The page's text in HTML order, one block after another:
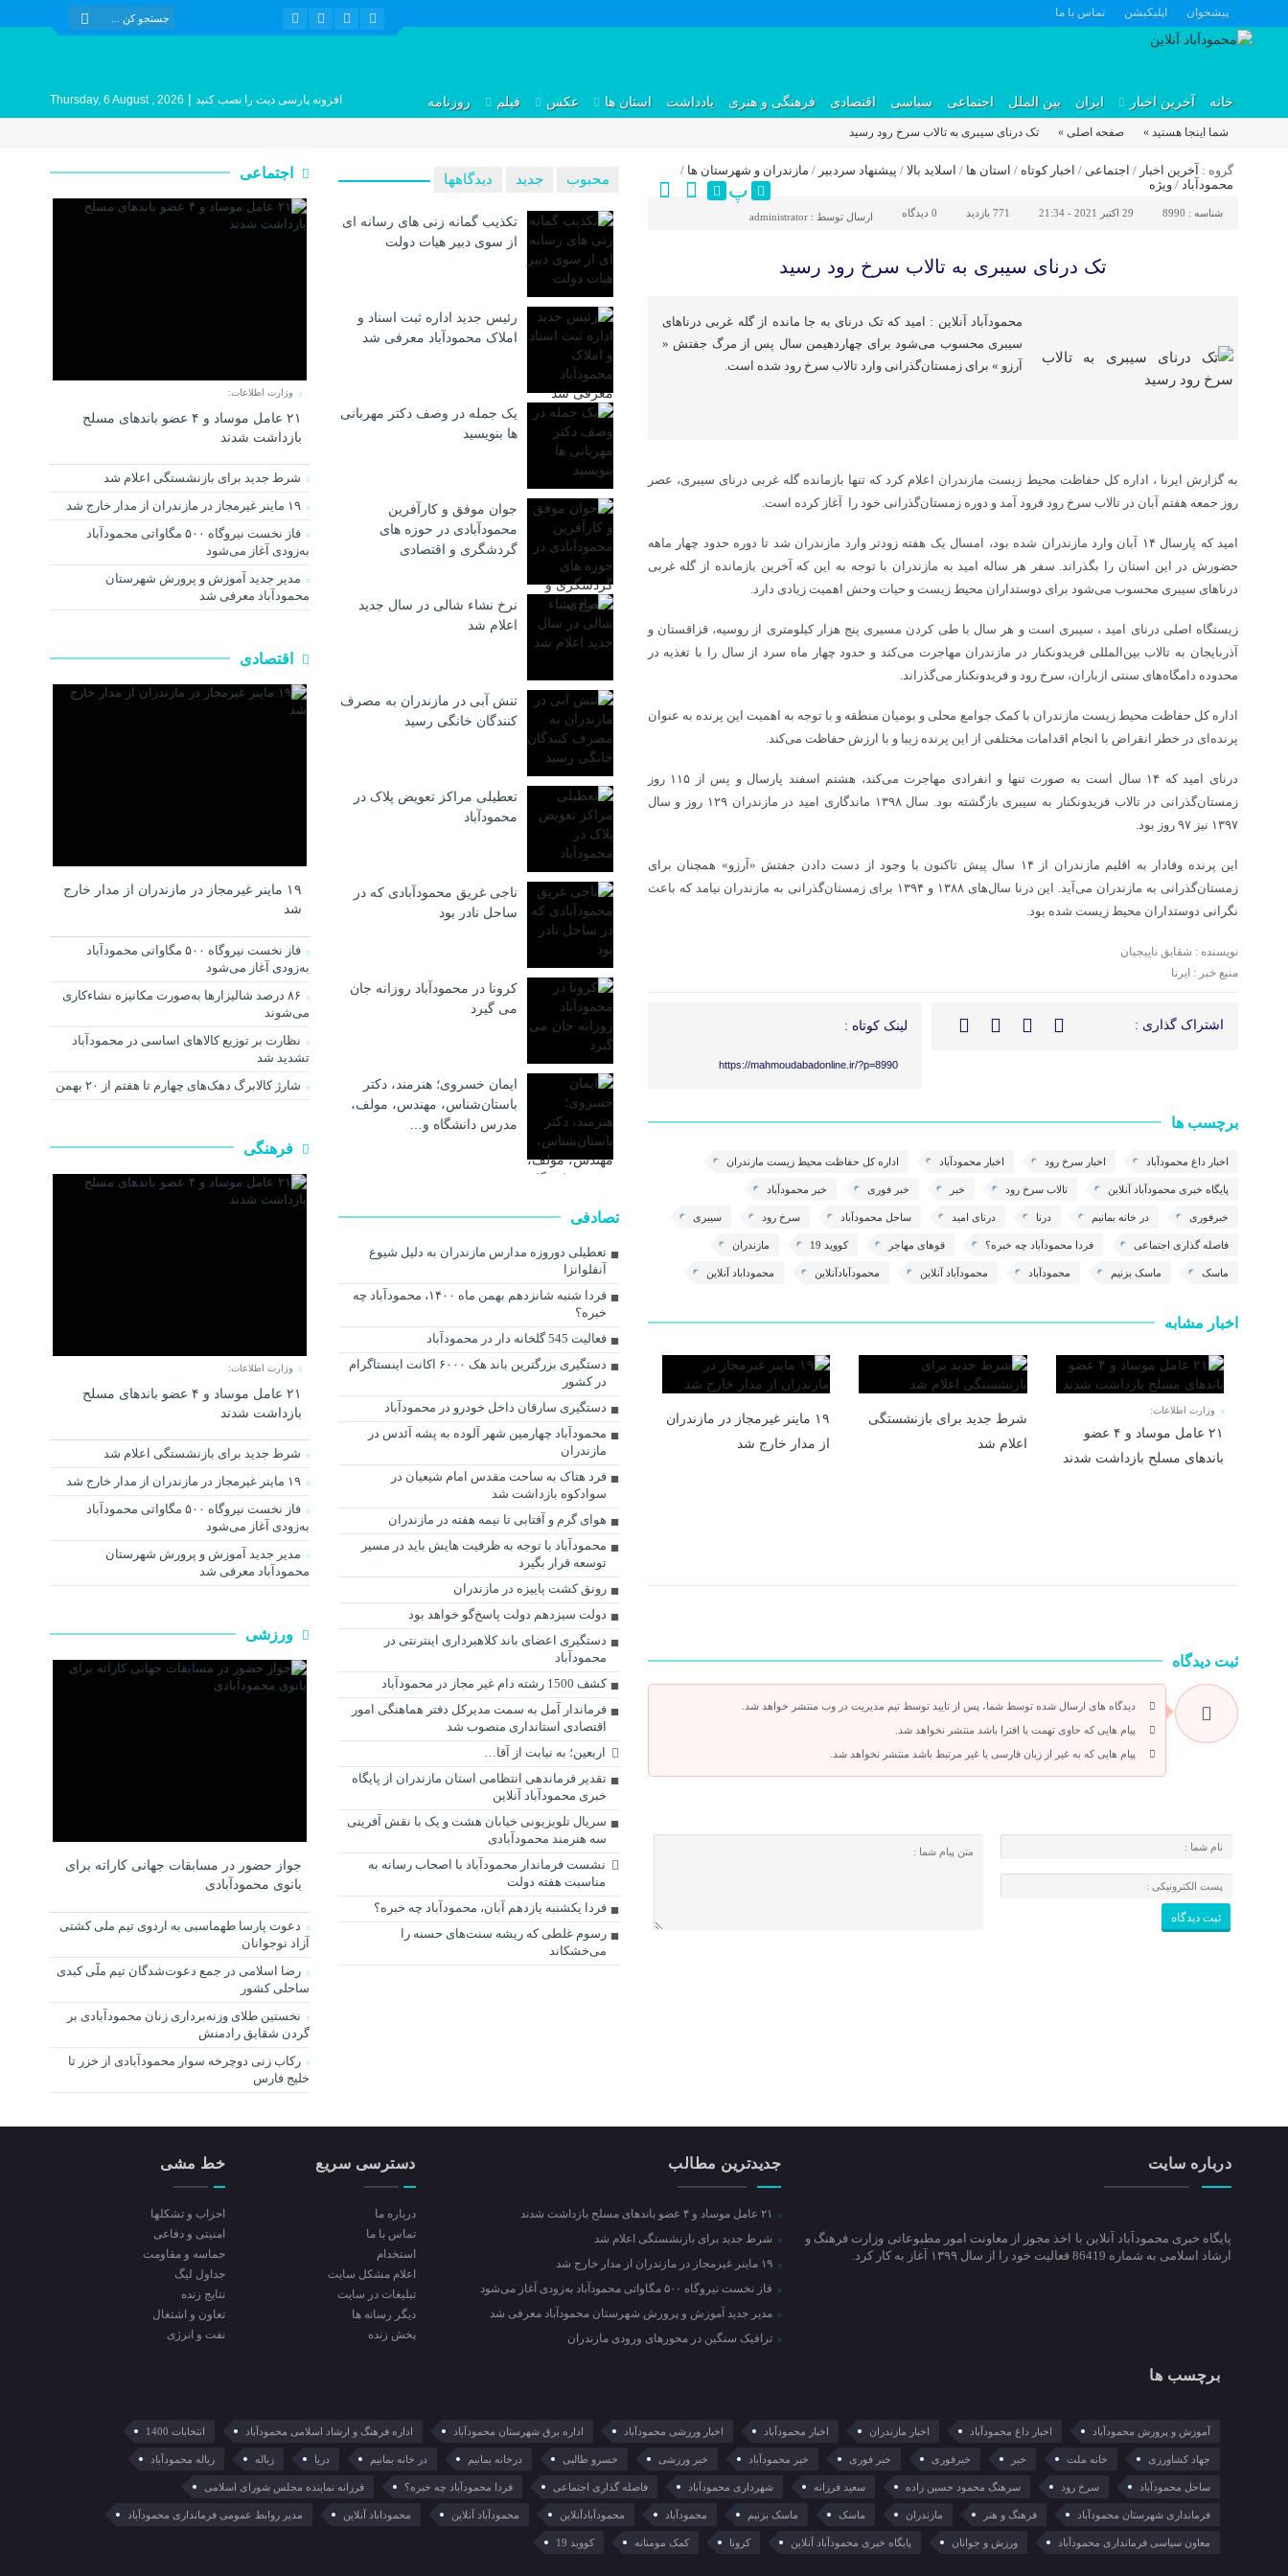
پیشخوان اپلیکیشن تماس با ما
خانه آخرین اخبار ایران بین الملل اجتماعی سیاسی اقتصادی فرهنگی و هنری یادداشت استان ها عکس فیلم روزنامه افزونه پارسی دیت را نصب کنید |
Thursday, 6 August , 2026
شما اینجا هستید » صفحه اصلی » تک درنای سیبری به تالاب سرخ رود رسید
گروه : آخرین اخبار / اجتماعی / اخبار کوتاه / استان ها / اسلاید بالا / پیشنهاد سردبیر / مازندران و شهرستان ها /
محمودآباد / ویژه پ
شناسه : 8990 29 اکتبر 2021 - 21:34 771 بازدید 0 دیدگاه ارسال توسط : administrator
تک درنای سیبری به تالاب سرخ رود رسید
محمودآباد آنلاین : امید که تک درنای به جا مانده از گله غربی درناهای
سیبری محسوب می‌شود برای چهاردهیمن سال پس از مرگ جفتش «
آرزو » برای زمستان‌گذرانی وارد تالاب سرخ رود شده است.
به گزارش ایرنا ، اداره کل حفاظت محیط زیست مازندران اعلام کرد که تنها بازمانده گله غربی درنای سیبری، عصر
روز جمعه هفتم آبان در تالاب سرخ رود فرود آمد و دوره زمستان‌گذرانی خود را آغاز کرده است.
امید که پارسال ۱۴ آبان وارد مازندران شده بود، امسال یک هفته زودتر وارد مازندران شد تا دوره حدود چهار ماهه
حضورش در این استان را بگذراند. سفر هر ساله امید به مازندران با توجه به این که آخرین بازمانده از گله غربی
درناهای سیبری محسوب می‌شود برای دوستداران محیط زیست و حیات وحش اهمیت زیادی دارد.
زیستگاه اصلی درنای امید ، سیبری است و هر سال با طی کردن مسیری پنج هزار کیلومتری از روسیه، قزاقستان و
آذربایجان به تالاب بین‌المللی فریدونکنار در مازندران مهاجرت می‌کند ‌و حدود چهار ماه سرد از سال را با تغذیه در
محدوده دامگاه‌های سنتی ازباران، سرخ رود و فریدونکنار می‌گذراند.
اداره کل حفاظت محیط زیست مازندران با کمک جوامع محلی و بومیان منطقه و با توجه به اهمیت این پرنده به عنوان
پرنده‌ای در خطر انقراض با انجام اقدامات مختلفی از این پرنده زیبا و با ارزش حفاظت می‌کند.
درنای امید که ۱۴ سال است به صورت تنها و انفرادی مهاجرت می‌کند، هشتم اسفند پارسال و پس از ۱۱۵ روز
زمستان‌گذرانی در تالاب فریدونکنار به سیبری بازگشته بود. سال ۱۳۹۸ ماندگاری امید در مازندران ۱۲۹ روز و سال
۱۳۹۷ نیز ۹۷ روز بود.
این پرنده وفادار به اقلیم مازندران از ۱۴ سال پیش تاکنون با وجود از دست دادن جفتش «آرزو» همچنان برای
زمستان‌گذرانی به مازندران می‌آید. این درنا سال‌های ۱۳۸۸ و ۱۳۹۴ برای زمستان‌گذرانی به مازندران نیامد که باعث
نگرانی دوستداران محیط زیست شده بود.
نویسنده : شقایق ناییجیان
منبع خبر : ایرنا
اشتراک گذاری : لینک کوتاه :
https://mahmoudabadonline.ir/?p=8990
برچسب ها
اخبار داغ محمودآباد اخبار سرخ رود اخبار محمودآباد اداره کل حفاظت محیط زیست مازندران
پایگاه خبری محمودآباد آنلاین تالاب سرخ رود خبر خبر فوری خبر محمودآباد
خبرفوری در خانه بمانیم درنا درنای امید ساحل محمودآباد سرخ رود سیبری
فاصله گذاری اجتماعی فردا محمودآباد چه خبره؟ قوهای مهاجر کووید 19 مازندران
ماسک ماسک بزنیم محمودآباد محمودآباد آنلاین محمودآبادآنلاین محموداباد آنلاین
اخبار مشابه
وزارت اطلاعات:
۲۱ عامل موساد و ۴ عضو
باند‌های مسلح بازداشت شدند
شرط جدید برای بازنشستگی
اعلام شد
۱۹ ماینر غیرمجاز در مازندران
از مدار خارج شد
ثبت دیدگاه
دیدگاه های ارسال شده توسط شما، پس از تایید توسط تیم مدیریت در وب منتشر خواهد شد.
پیام هایی که حاوی تهمت یا افترا باشد منتشر نخواهد شد.
پیام هایی که به غیر از زبان فارسی یا غیر مرتبط باشد منتشر نخواهد شد.
محبوب جدید دیدگاهها
تکذیب گمانه زنی های رسانه ای
از سوی دبیر هیات دولت
رئیس جدید اداره ثبت اسناد و
املاک محمودآباد معرفی شد
یک جمله در وصف دکتر مهربانی
ها بنویسید
جوان موفق و کارآفرین
محمودآبادی در حوزه های
گردشگری و اقتصادی
نرخ نشاء شالی در سال جدید
اعلام شد
تنش آبی در مازندران به مصرف
كنندگان خانگی رسيد
تعطیلی مراکز تعویض پلاک در
محمودآباد
ناجی غریق محمودآبادی که در
ساحل نادر بود
کرونا در محمودآباد روزانه جان
می گیرد
ایمان خسروی؛ هنرمند، دکتر
باستان‌شناس، مهندس، مولف،
مدرس دانشگاه و…
تصادفی
تعطیلی دوروزه مدارس مازندران به دلیل شیوع
آنفلوانزا
فردا شنبه شانزدهم بهمن ماه ۱۴۰۰، محمودآباد چه
خبره؟
فعالیت 545 گلخانه دار در محمودآباد
دستگیری بزرگترین باند هک ۶۰۰۰ اکانت اینستاگرام
در کشور
دستگیری سارقان داخل خودرو در محمودآباد
محمودآباد چهارمین شهر آلوده به پشه آئدس در
مازندران
فرد هتاک به ساحت مقدس امام شیعیان در
سوادکوه بازداشت شد
هوای گرم و آفتابی تا نیمه هفته در مازندران
محمودآباد با توجه به ظرفیت هایش باید در مسیر
توسعه قرار بگیرد
رونق کشت پاییزه در مازندران
دولت سیزدهم دولت پاسخ‌گو خواهد بود
دستگیری اعضای باند کلاهبرداری اینترنتی در
محمودآباد
کشف 1500 رشته دام غیر مجاز در محمودآباد
فرماندار آمل به سمت مدیرکل دفتر هماهنگی امور
اقتصادی استانداری منصوب شد
اربعین؛ به نیابت از آقا…
تقدیر فرماندهی انتظامی استان مازندران از پایگاه
خبری محمودآباد آنلاین
سریال تلویزیونی خیابان هشت و یک با نقش آفرینی
سه هنرمند محمودآبادی
نشست فرماندار محمودآباد با اصحاب رسانه به
مناسبت هفته دولت
فردا یکشنبه یازدهم آبان، محمودآباد چه خبره؟
رسوم غلطی که ریشه سنت‌های حسنه را
می‌خشکاند
اجتماعی
وزارت اطلاعات:
۲۱ عامل موساد و ۴ عضو باند‌های مسلح
بازداشت شدند
شرط جدید برای بازنشستگی اعلام شد
۱۹ ماینر غیرمجاز در مازندران از مدار خارج شد
فاز نخست نیروگاه ۵۰۰ مگاواتی محمودآباد
به‌زودی آغاز می‌شود
مدیر جدید آموزش و پرورش شهرستان
محمودآباد معرفی شد
اقتصادی
۱۹ ماینر غیرمجاز در مازندران از مدار خارج
شد
فاز نخست نیروگاه ۵۰۰ مگاواتی محمودآباد
به‌زودی آغاز می‌شود
۸۶ درصد شالیزارها به‌صورت مکانیزه نشاءکاری
می‌شوند
نظارت بر توزیع کالا‌های اساسی در محمودآباد
تشدید شد
شارژ کالابرگ دهک‌های چهارم تا هفتم از ۲۰ بهمن
فرهنگی
وزارت اطلاعات:
۲۱ عامل موساد و ۴ عضو باند‌های مسلح
بازداشت شدند
شرط جدید برای بازنشستگی اعلام شد
۱۹ ماینر غیرمجاز در مازندران از مدار خارج شد
فاز نخست نیروگاه ۵۰۰ مگاواتی محمودآباد
به‌زودی آغاز می‌شود
مدیر جدید آموزش و پرورش شهرستان
محمودآباد معرفی شد
ورزشی
جواز حضور در مسابقات جهانی کاراته برای
بانوی محمودآبادی
دعوت پارسا طهماسبی به اردوی تیم ملی کشتی
آزاد نوجوانان
رضا اسلامی در جمع دعوت‌شدگان تیم ملّی کبدی
ساحلی کشور
نخستین طلای وزنه‌برداری زنان محمودآبادی بر
گردن شقایق رادمنش
رکاب زنی دوچرخه سوار محمودآبادی از خزر تا
خلیج فارس
درباره سایت
پایگاه خبری محمودآباد آنلاین با اخذ مجوز از معاونت امور مطبوعاتی وزارت فرهنگ و
ارشاد اسلامی به شماره 86419 فعالیت خود را از سال ۱۳۹۹ آغاز به کار کرد.
جدیدترین مطالب
شرط جدید برای بازنشستگی اعلام شد
فاز نخست نیروگاه ۵۰۰ مگاواتی محمودآباد به‌زودی آغاز می‌شود
مدیر جدید آموزش و پرورش شهرستان محمودآباد معرفی شد
ترافیک سنگین در محور‌های ورودی مازندران
دسترسی سریع
درباره ما
تماس با ما
استخدام
اعلام مشکل سایت
تبلیغات در سایت
ديگر رسانه ها
پخش زنده
خط مشی
احزاب و تشکلها
امنیتی و دفاعی
حماسه و مقاومت
جداول لیگ
نتایج زنده
تعاون و اشتغال
نفت و انرژی
برچسب ها
آموزش و پرورش محمودآباد اخبار داغ محمودآباد اخبار مازندران اخبار محمودآباد اخبار ورزشی محمودآباد اداره برق شهرستان محمودآباد اداره فرهنگ و ارشاد اسلامی محمودآباد انتخابات 1400
جهاد کشاورزی خانه ملت خبر خبرفوری خبر فوری خبر محمودآباد خبر ورزشی خسرو طالبی درخانه بمانیم در خانه بمانیم دریا زباله زباله محمودآباد
ساحل محمودآباد سرخ رود سرهنگ محمود حسین زاده سعید فرزانه شهرداری محمودآباد فاصله گذاری اجتماعی فردا محمودآباد چه خبره؟ فرزانه نماینده مجلس شورای اسلامی
فرمانداری شهرستان محمودآباد فرهنگ و هنر مازندران ماسک ماسک بزنیم محمودآباد محمودآبادآنلاین محمودآباد آنلاین محموداباد آنلاین مدیر روابط عمومی فرمانداری محمودآباد
معاون سیاسی فرمانداری محمودآباد ورزش و جوانان پایگاه خبری محمودآباد آنلاین کرونا کمک مومنانه کووید 19